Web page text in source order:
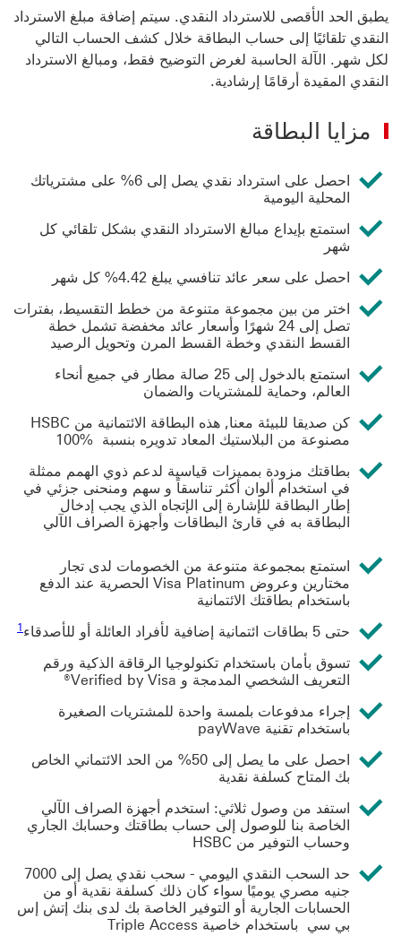
يطبق الحد الأقصى للاسترداد النقدي. سيتم إضافة مبلغ الاسترداد
النقدي تلقائيًا إلى حساب البطاقة خلال كشف الحساب التالي
لكل شهر. الآلة الحاسبة لغرض التوضيح فقط، ومبالغ الاسترداد
النقدي المقيدة أرقامًا إرشادية.
مزايا البطاقة
احصل على استرداد نقدي يصل إلى 6% على مشترياتك
المحلية اليومية
استمتع بإيداع مبالغ الاسترداد النقدي بشكل تلقائي كل
شهر
احصل على سعر عائد تنافسي يبلغ 4.42% كل شهر
اختر من بين مجموعة متنوعة من خطط التقسيط، بفترات
تصل إلى 24 شهرًا وأسعار عائد مخفضة تشمل خطة
القسط النقدي وخطة القسط المرن وتحويل الرصيد
استمتع بالدخول إلى 25 صالة مطار في جميع أنحاء
العالم، وحماية للمشتريات والضمان
كن صديقا للبيئة معنا, هذه البطاقة الائتمانية من HSBC
مصنوعة من البلاستيك المعاد تدويره بنسبة %100
بطاقتك مزودة بمميزات قياسية لدعم ذوي الهمم ممثلة
في استخدام ألوان أكثر تناسقاً و سهم ومنحنى جزئي في
إطار البطاقة للإشارة إلى الإتجاه الذي يجب إدخال
البطاقة به في قارئ البطاقات وأجهزة الصراف الآلي
استمتع بمجموعة متنوعة من الخصومات لدى تجار
مختارين وعروض Visa Platinum الحصرية عند الدفع
باستخدام بطاقتك الائتمانية
حتى 5 بطاقات ائتمانية إضافية لأفراد العائلة أو للأصدقاء
1
تسوق بأمان باستخدام تكنولوجيا الرقاقة الذكية ورقم
التعريف الشخصي المدمجة و Verified by Visa®
إجراء مدفوعات بلمسة واحدة للمشتريات الصغيرة
باستخدام تقنية payWave
احصل على ما يصل إلى 50% من الحد الائتماني الخاص
بك المتاح كسلفة نقدية
استفد من وصول ثلاثي: استخدم أجهزة الصراف الآلي
الخاصة بنا للوصول إلى حساب بطاقتك وحسابك الجاري
وحساب التوفير من HSBC
حد السحب النقدي اليومي - سحب نقدي يصل إلى 7000
جنيه مصري يوميًا سواء كان ذلك كسلفة نقدية أو من
الحسابات الجارية أو التوفير الخاصة بك لدى بنك إتش إس
بي سي باستخدام خاصية Triple Access